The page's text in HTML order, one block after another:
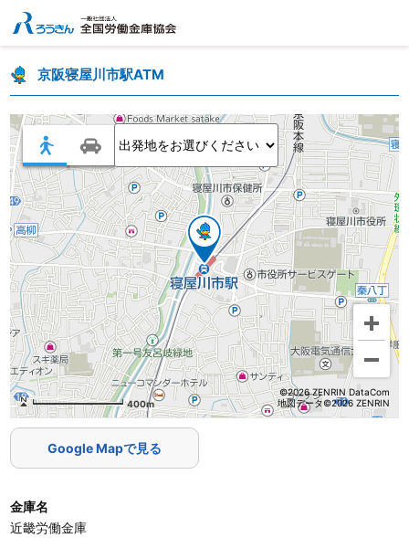
京阪寝屋川市駅ATM
400m
©2026 ZENRIN DataCom
地図データ©2026 ZENRIN
Google Mapで見る
金庫名
近畿労働金庫